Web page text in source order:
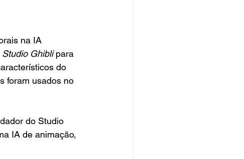
na IA
Studio Ghibli para
do
foram usados no
do Studio
IA de animação,